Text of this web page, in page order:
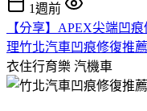
1週前
【分享】APEX尖端凹
理竹北汽車凹痕修復推薦
衣住行育樂 汽機車